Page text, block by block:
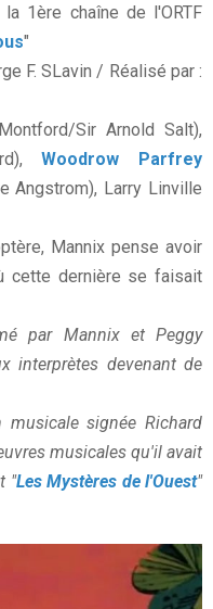
1ère chaîne de l'ORTF
"
F. SLavin / Réalisé par :
Sir Arnold Salt),
Woodrow Parfrey
Angstrom), Larry Linville
Mannix pense avoir
cette dernière se faisait
par Mannix et Peggy
interprètes devenant de
signée Richard
musicales qu'il avait
"Les Mystères de l'Ouest"